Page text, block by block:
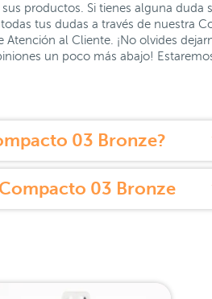
productos. Si tienes alguna duda
tus dudas a través de nuestra
al Cliente. ¡No olvides
un poco más abajo!
03 Bronze?
03 Bronze